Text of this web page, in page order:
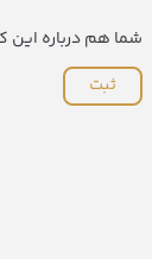
شما هم درباره این
ثبت